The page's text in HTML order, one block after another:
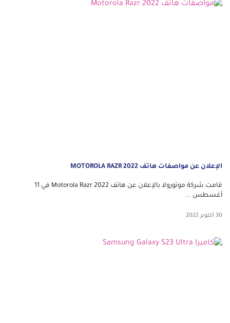
الإعلان عن مواصفات هاتف MOTOROLA RAZR 2022
قامت شركة موتورولا بالإعلان عن هاتف Motorola Razr 2022 في 11
أغسطس ...
30 أكتوبر 2022